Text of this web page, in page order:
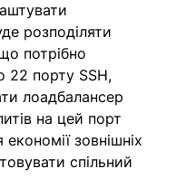
розподіляти
потрібно
22 порту SSH,
лоадбалансер
на цей порт
зовнішніх
спільний